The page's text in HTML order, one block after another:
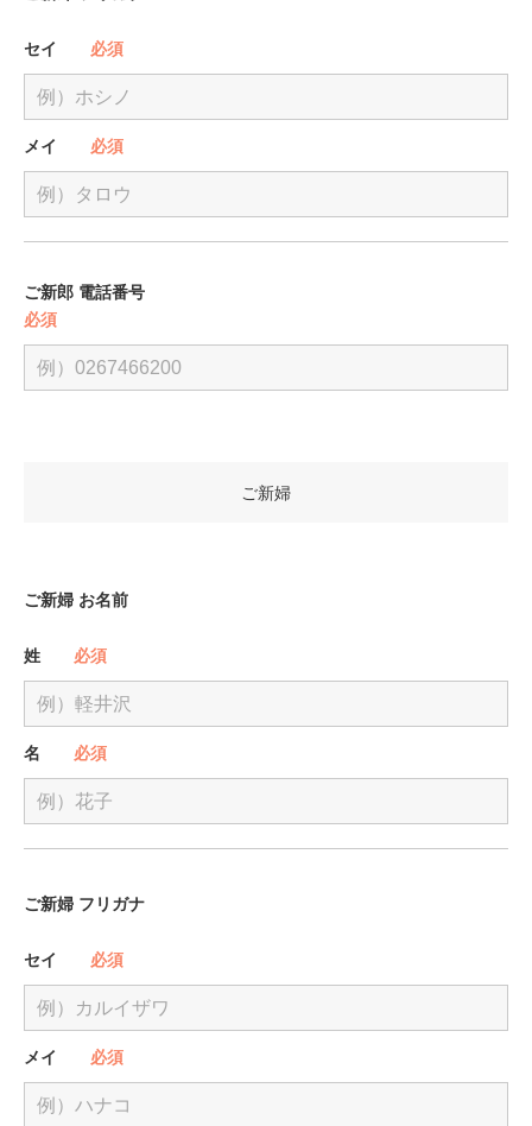
セイ 必須
メイ 必須
ご新郎 電話番号
必須
ご新婦
ご新婦 お名前
姓 必須
名 必須
ご新婦 フリガナ
セイ 必須
メイ 必須